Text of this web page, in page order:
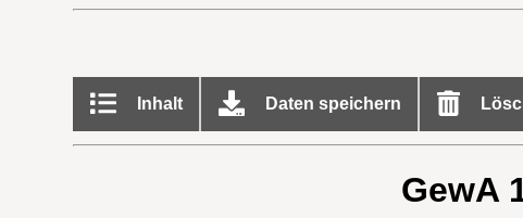
Inhalt Daten speichern
GewA